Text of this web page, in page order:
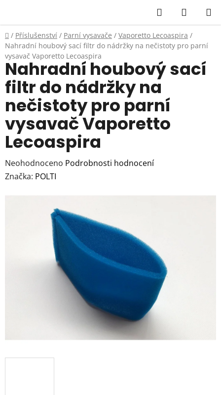
obsah
Hledat
KOŠÍK
Domů
/ Příslušenství / Parní vysavače / Vaporetto Lecoaspira /
Nahradní houbový sací filtr do nádržky na nečistoty pro parní
vysavač Vaporetto Lecoaspira
Nahradní houbový sací
filtr do nádržky na
nečistoty pro parní
vysavač Vaporetto
Lecoaspira
Průměrné
hodnocení
Neohodnoceno Podrobnosti hodnocení
Značka: POLTI